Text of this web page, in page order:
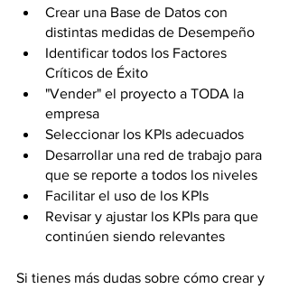
Crear una Base de Datos con
distintas medidas de Desempeño
Identificar todos los Factores
Críticos de Éxito
"Vender" el proyecto a TODA la
empresa
Seleccionar los KPIs adecuados
Desarrollar una red de trabajo para
que se reporte a todos los niveles
Facilitar el uso de los KPIs
Revisar y ajustar los KPIs para que
continúen siendo relevantes
Si tienes más dudas sobre cómo crear y